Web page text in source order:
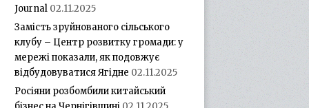
Journal 02.11.2025
Замість зруйнованого сільського
клубу – Центр розвитку громади: у
мережі показали, як подовжує
відбудовуватися Ягідне 02.11.2025
Росіяни розбомбили китайський